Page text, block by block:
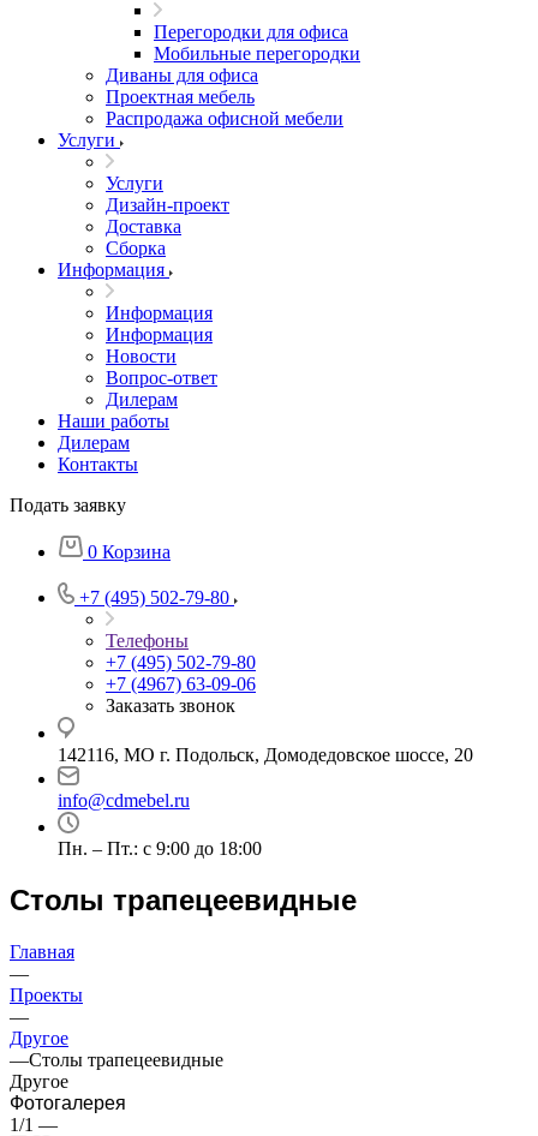
Перегородки для офиса
Мобильные перегородки
Диваны для офиса
Проектная мебель
Распродажа офисной мебели
Услуги
Услуги
Дизайн-проект
Доставка
Сборка
Информация
Информация
Информация
Новости
Вопрос-ответ
Дилерам
Наши работы
Дилерам
Контакты
Подать заявку
0 Корзина
+7 (495) 502-79-80
Телефоны
+7 (495) 502-79-80
+7 (4967) 63-09-06
Заказать звонок
142116, МО г. Подольск, Домодедовское шоссе, 20
info@cdmebel.ru
Пн. – Пт.: с 9:00 до 18:00
Столы трапецеевидные
Главная
—
Проекты
—
Другое
—Столы трапецеевидные
Другое
Фотогалерея
1/1 —